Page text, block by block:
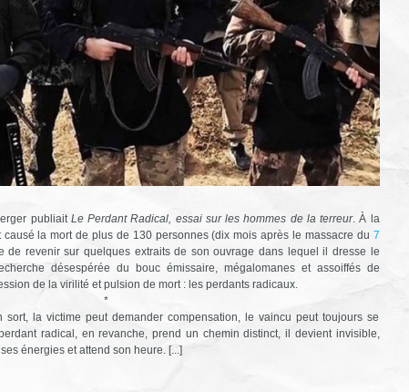
publiait Le Perdant Radical, essai sur les hommes de la terreur. À la
la mort de plus de 130 personnes (dix mois après le massacre du 7
de revenir sur quelques extraits de son ouvrage dans lequel il dresse le
désespérée du bouc émissaire, mégalomanes et assoiffés de
de la virilité et pulsion de mort : les perdants radicaux.
*
la victime peut demander compensation, le vaincu peut toujours se
radical, en revanche, prend un chemin distinct, il devient invisible,
énergies et attend son heure. [...]